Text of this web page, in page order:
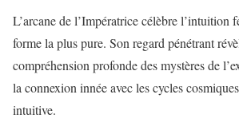
L’arcane de l’Impératrice célèbre l’intuition
forme la plus pure. Son regard pénétrant
compréhension profonde des mystères de
la connexion innée avec les cycles
intuitive.